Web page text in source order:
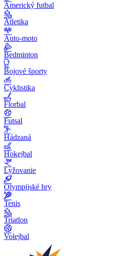
Americký futbal
Atletika
Auto-moto
Bedminton
Bojové športy
Cyklistika
Florbal
Futsal
Hádzaná
Hokejbal
Lyžovanie
Olympijské hry
Tenis
Triatlon
Volejbal